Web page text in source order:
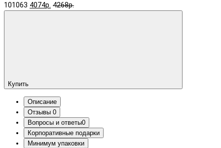
101063 4074р. 4268р.
Купить
Описание
Отзывы 0
Вопросы и ответы0
Корпоративные подарки
Минимум упаковки